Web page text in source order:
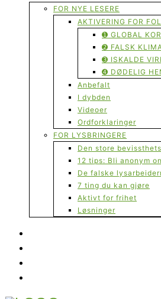
FOR NYE LESERE
AKTIVERING FOR
➊ GLOBAL
➋ FALSK
➌ ISKALDE
➍ DØDELIG
Anbefalt
I dybden
Videoer
Ordforklaringer
FOR LYSBRINGERE
Den store
12 tips: Bli anonym
De falske
7 ting du kan gjøre
Aktivt for frihet
Løsninger